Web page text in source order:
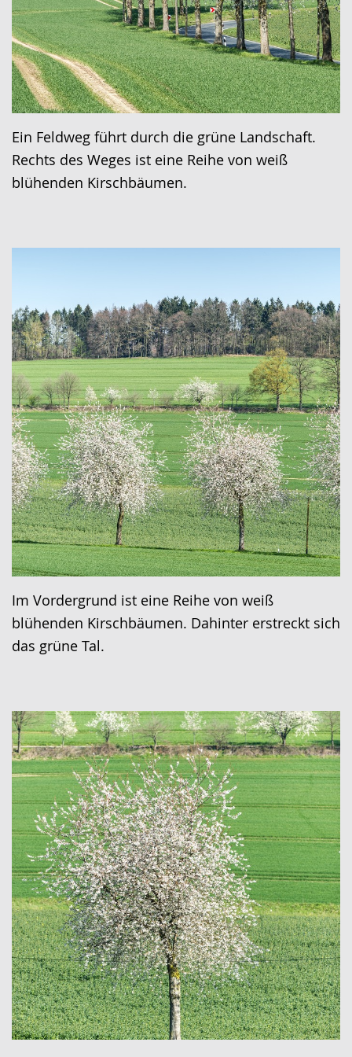
Ein Feldweg führt durch die grüne Landschaft.
Rechts des Weges ist eine Reihe von weiß
blühenden Kirschbäumen.
Im Vordergrund ist eine Reihe von weiß
blühenden Kirschbäumen. Dahinter erstreckt sich
das grüne Tal.